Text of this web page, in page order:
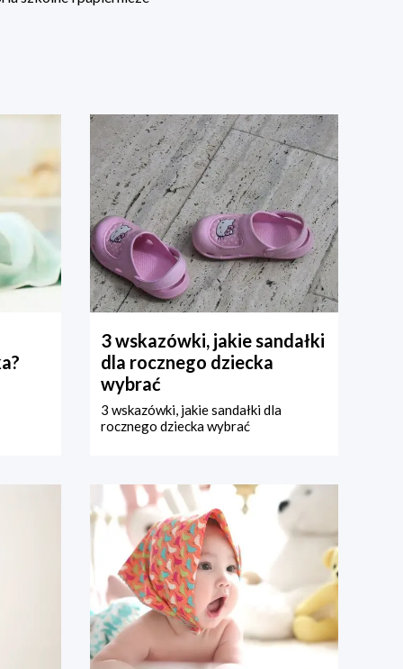
3 wskazówki, jakie sandałki
dla rocznego dziecka
wybrać
3 wskazówki, jakie sandałki dla
rocznego dziecka wybrać